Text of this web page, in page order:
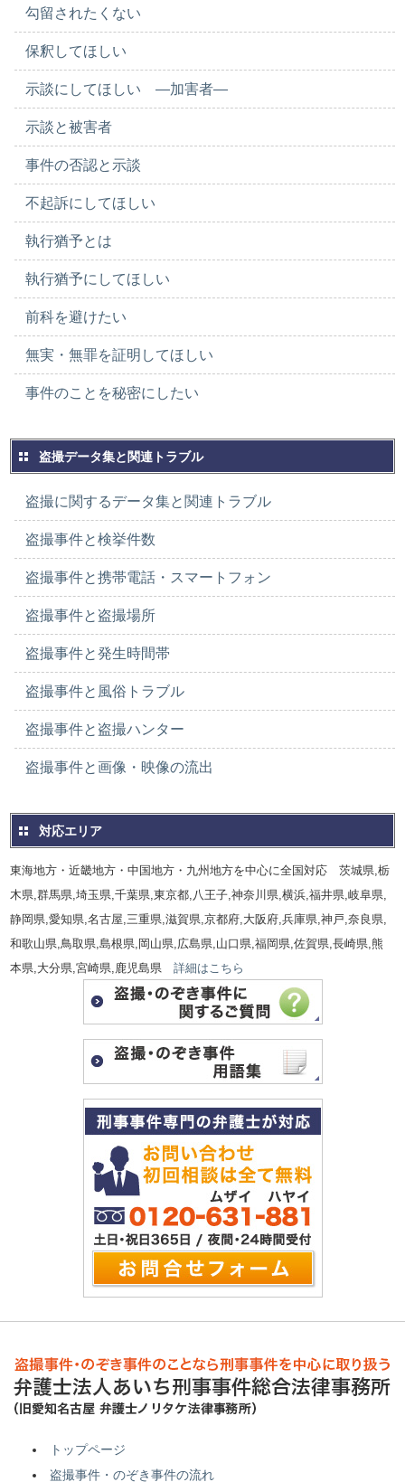
勾留されたくない
保釈してほしい
示談にしてほしい ―加害者―
示談と被害者
事件の否認と示談
不起訴にしてほしい
執行猶予とは
執行猶予にしてほしい
前科を避けたい
無実・無罪を証明してほしい
事件のことを秘密にしたい
盗撮データ集と関連トラブル
盗撮に関するデータ集と関連トラブル
盗撮事件と検挙件数
盗撮事件と携帯電話・スマートフォン
盗撮事件と盗撮場所
盗撮事件と発生時間帯
盗撮事件と風俗トラブル
盗撮事件と盗撮ハンター
盗撮事件と画像・映像の流出
対応エリア
東海地方・近畿地方・中国地方・九州地方を中心に全国対応 茨城県,栃
木県,群馬県,埼玉県,千葉県,東京都,八王子,神奈川県,横浜,福井県,岐阜県,
静岡県,愛知県,名古屋,三重県,滋賀県,京都府,大阪府,兵庫県,神戸,奈良県,
和歌山県,鳥取県,島根県,岡山県,広島県,山口県,福岡県,佐賀県,長崎県,熊
本県,大分県,宮崎県,鹿児島県詳細はこちら
トップページ
盗撮事件・のぞき事件の流れ